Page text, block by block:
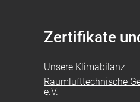
Zertifikate
Unsere Klimabilanz
Raumlufttechnische
e.V.